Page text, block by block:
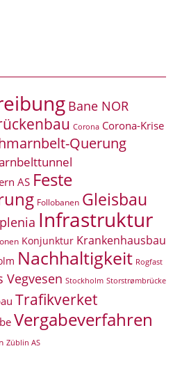
Bane NOR
Corona Corona-Krise
Querung
AS Feste
Follobanen Gleisbau
Infrastruktur
Konjunktur Krankenhausbau
Nachhaltigkeit Rogfast
Vegvesen Stockholm Storstrømbrücke
Trafikverket
Vergabeverfahren
Züblin AS